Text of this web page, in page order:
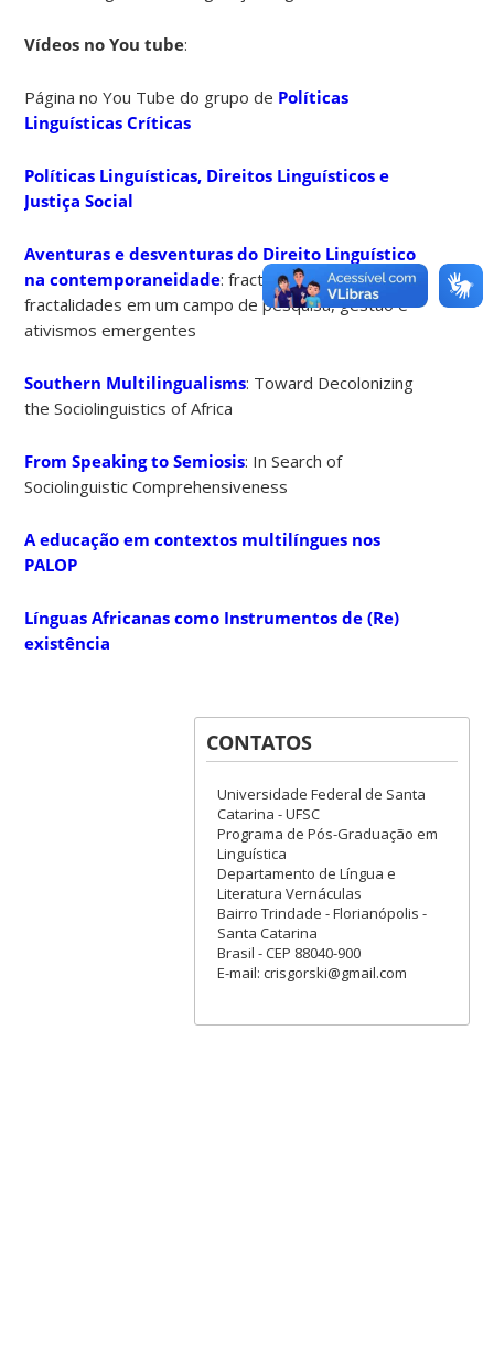
Vídeos no You tube:
Página no You Tube do grupo de Políticas
Linguísticas Críticas
Políticas Linguísticas, Direitos Linguísticos e
Justiça Social
Aventuras e desventuras do Direito Linguístico
na contemporaneidade: fractalidades e pseudo-
fractalidades em um campo de pesquisa, gestão e
ativismos emergentes
Southern Multilingualisms: Toward Decolonizing
the Sociolinguistics of Africa
From Speaking to Semiosis: In Search of
Sociolinguistic Comprehensiveness
A educação em contextos multilíngues nos
PALOP
Línguas Africanas como Instrumentos de (Re)
existência
CONTATOS
Universidade Federal de Santa
Catarina - UFSC
Programa de Pós-Graduação em
Linguística
Departamento de Língua e
Literatura Vernáculas
Bairro Trindade - Florianópolis -
Santa Catarina
Brasil - CEP 88040-900
E-mail: crisgorski@gmail.com